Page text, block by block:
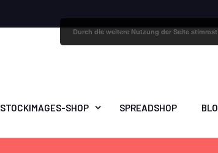
STOCKIMAGES-SHOP SPREADSHOP
Durch die weitere Nutzung der Seite